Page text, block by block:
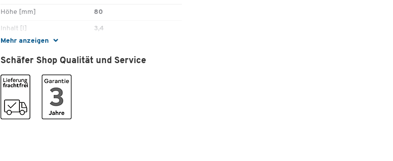
Mehr anzeigen
Höhe [mm] 80
Inhalt [l] 3,4
Inhalt [l] pro Schublade
Material Polystyrol (PS)
Material Schubladen
Schubladenbreite aussen
[mm]
Schubladenbreite innen
Schäfer Shop Qualität und Service